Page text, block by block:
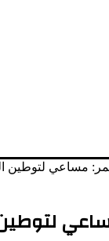
مساعي لتوطين